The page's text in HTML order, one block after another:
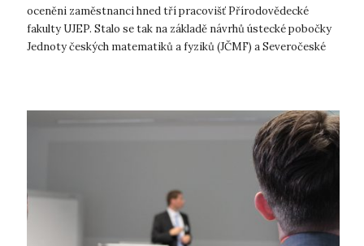
oceněni zaměstnanci hned tří pracovišť Přírodovědecké
fakulty UJEP. Stalo se tak na základě návrhů ústecké pobočky
Jednoty českých matematiků a fyziků (JČMF) a Severočeské